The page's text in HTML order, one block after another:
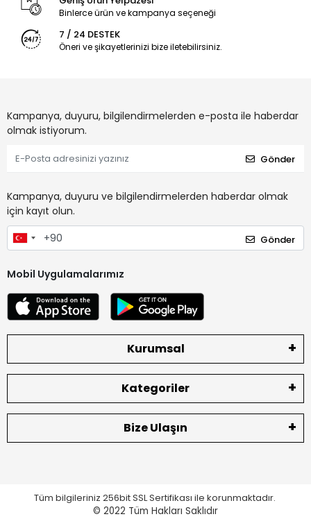
Binlerce ürün ve kampanya seçeneği
7 / 24 DESTEK
Öneri ve şikayetlerinizi bize iletebilirsiniz.
Kampanya, duyuru, bilgilendirmelerden e-posta ile haberdar
olmak istiyorum.
Gönder
Kampanya, duyuru ve bilgilendirmelerden haberdar olmak
için kayıt olun.
Gönder
Mobil Uygulamalarımız
Kurumsal
Kategoriler
Bize Ulaşın
Tüm bilgileriniz 256bit SSL Sertifikası ile korunmaktadır.
© 2022 Tüm Hakları Saklıdır